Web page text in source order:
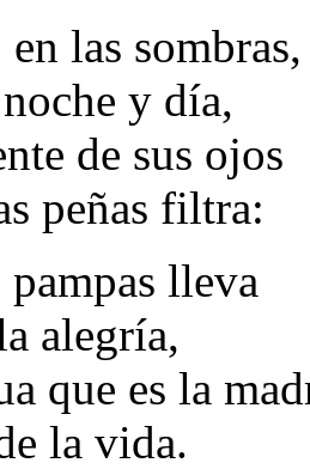
las sombras,
y día,
de sus ojos
peñas filtra:
lleva
alegría,
que es la
la vida.